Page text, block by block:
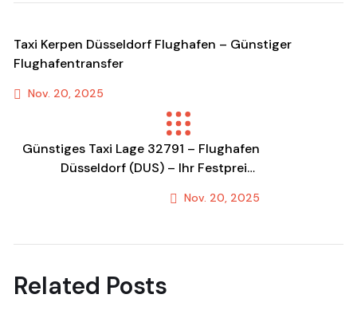
Taxi Kerpen Düsseldorf Flughafen – Günstiger
Flughafentransfer
Nov. 20, 2025
Günstiges Taxi Lage 32791 – Flughafen
Düsseldorf (DUS) – Ihr Festpreis-
Nov. 20, 2025
Related Posts